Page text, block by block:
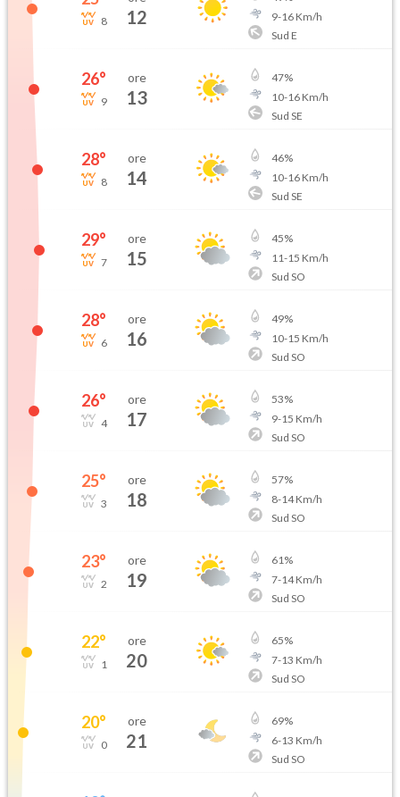
8 12
9-16Km/h
Sud E
26°
9
ore
13
47%
10-16Km/h
Sud SE
28°
8
ore
14
46%
10-16Km/h
Sud SE
29°
7
ore
15
45%
11-15 Km/h
Sud SO
28°
6
ore
16
49%
10-15 Km/h
Sud SO
26°
4
ore
17
53%
9-15 Km/h
Sud SO
25°
3
ore
18
57%
8-14Km/h
Sud SO
23°
2
ore
19
61%
7-14Km/h
Sud SO
22°
1
ore
20
65%
7-13 Km/h
Sud SO
20°
0
ore
21
69%
6-13 Km/h
Sud SO